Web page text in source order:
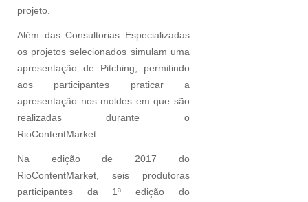
projeto.
Além das Consultorias Especializadas
os projetos selecionados simulam uma
apresentação de Pitching, permitindo
aos participantes praticar a
apresentação nos moldes em que são
realizadas durante o
RioContentMarket.
Na edição de 2017 do
RioContentMarket, seis produtoras
participantes da 1ª edição do